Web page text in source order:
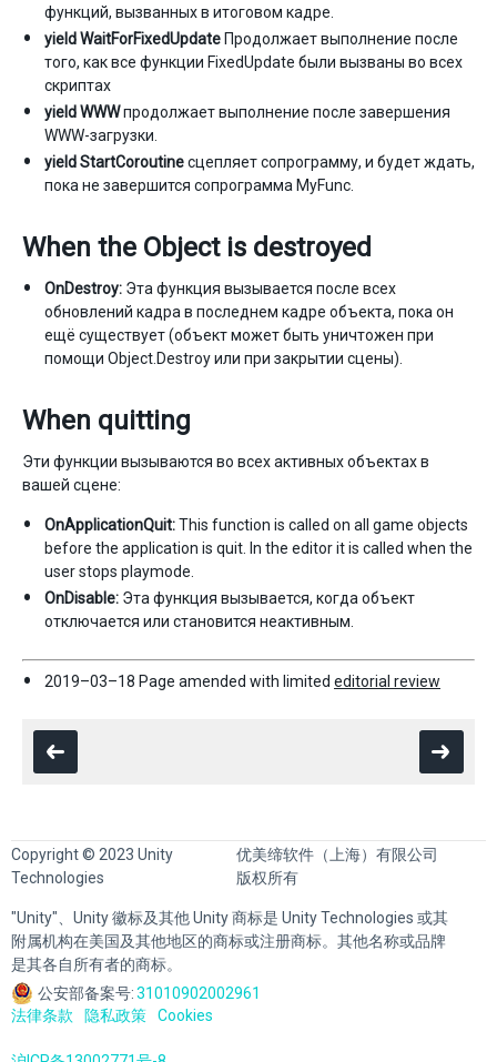
функций, вызванных в итоговом кадре.
yield WaitForFixedUpdate Продолжает выполнение после
того, как все функции FixedUpdate были вызваны во всех
скриптах
yield WWWпродолжает выполнение после завершения
WWW-загрузки.
yield StartCoroutineсцепляет сопрограмму, и будет ждать,
пока не завершится сопрограмма MyFunc.
When the Object is destroyed
OnDestroy: Эта функция вызывается после всех
обновлений кадра в последнем кадре объекта, пока он
ещё существует (объект может быть уничтожен при
помощи Object.Destroy или при закрытии сцены).
When quitting
Эти функции вызываются во всех активных объектах в
вашей сцене:
OnApplicationQuit:This function is called on all game objects
before the application is quit. In the editor it is called when the
user stops playmode.
OnDisable: Эта функция вызывается, когда объект
отключается или становится неактивным.
2019–03–18 Page amended with limited editorial review
Copyright © 2023 Unity
Technologies
优美缔软件（上海）有限公司
版权所有
"Unity"、Unity 徽标及其他 Unity 商标是 Unity Technologies 或其
附属机构在美国及其他地区的商标或注册商标。其他名称或品牌
是其各自所有者的商标。
公安部备案号:31010902002961
法律条款
隐私政策 Cookies